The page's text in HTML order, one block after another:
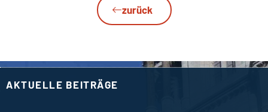
zurück
AKTUELLE BEITRÄGE